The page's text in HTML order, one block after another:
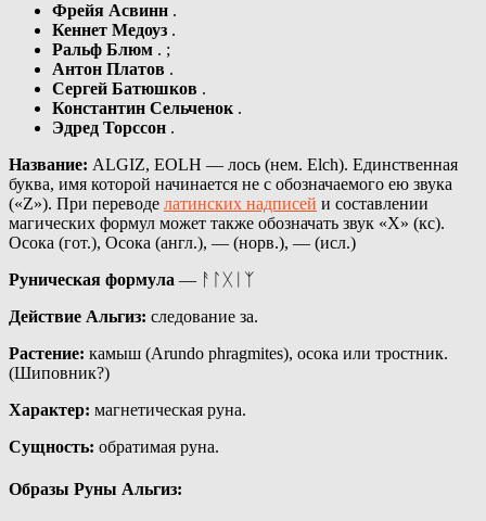
Фрейя Асвинн .
Кеннет Медоуз .
Ральф Блюм . ;
Антон Платов .
Сергей Батюшков .
Константин Сельченок .
Эдред Торссон .
Название: ALGIZ, EOLH — лось (нем. Elch). Единственная
буква, имя которой начинается не с обозначаемого ею звука
(«Z»). При переводе латинских надписей и составлении
магических формул может также обозначать звук «X» (кс).
Осока (гот.), Осока (англ.), — (норв.), — (исл.)
Руническая формула — ᚨᛚᚷᛁᛉ
Действие Альгиз: следование за.
Растение: камыш (Arundo phragmites), осока или тростник.
(Шиповник?)
Характер: магнетическая руна.
Сущность: обратимая руна.
Образы Руны Альгиз: